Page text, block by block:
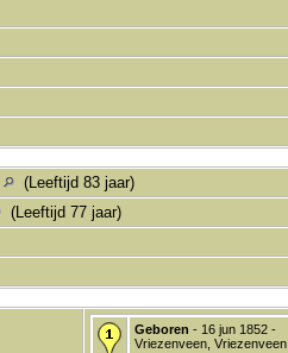
(Leeftijd 83 jaar)
(Leeftijd 77 jaar)
Geboren - 16 jun 1852 -
Vriezenveen, Vriezenveen